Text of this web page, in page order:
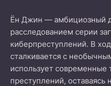
Ён Джин — амбициозный
расследованием серии
киберпреступлений. В
сталкивается с
использует современные
преступлений,